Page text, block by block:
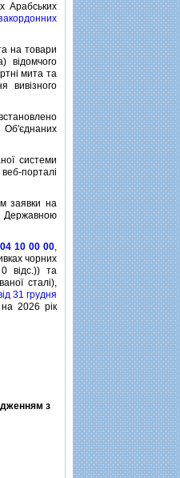
Арабських
на товари
вiдомчого
мита та
вивiзного
Об'єднаних
системи
порталi
заявки на
Державною
10 00 00,
чорних
0 вiдс.)) та
сталi),
31 грудня
на 2026 рiк
з